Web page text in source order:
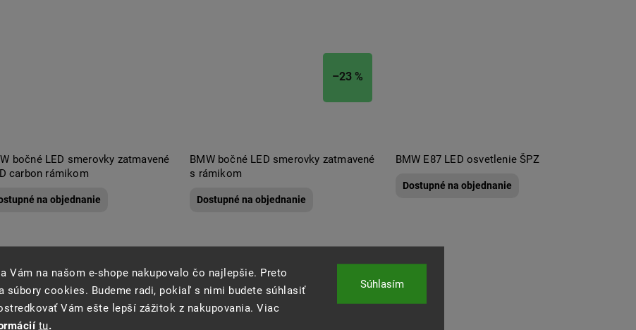
Vám na našom e-shope nakupovalo čo najlepšie. Preto
súbory cookies. Budeme radi, pokiaľ s nimi budete súhlasiť
Vám ešte lepší zážitok z nakupovania. Viac
tu.
Súhlasím
bočné LED smerovky zatmavené
carbon rámikom
na objednanie
–23 %
BMW bočné LED smerovky zatmavené
s rámikom
Dostupné na objednanie
BMW E87 LED osvetlenie ŠPZ
Dostupné na objednanie